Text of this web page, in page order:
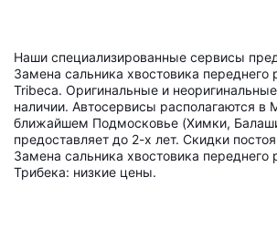
Наши специализированные сервисы
Замена сальника хвостовика переднего
Tribeca. Оригинальные и
наличии. Автосервисы располагаются в
ближайшем Подмосковье (Химки,
предоставляет до 2-х лет. Скидки
Замена сальника хвостовика переднего
Трибека: низкие цены.